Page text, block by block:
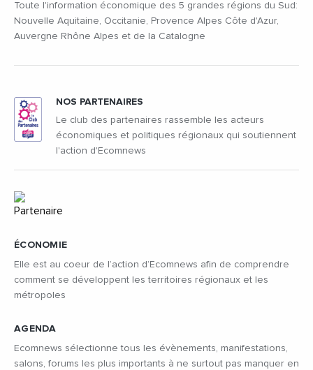
Toute l'information économique des 5 grandes régions du Sud:
Nouvelle Aquitaine, Occitanie, Provence Alpes Côte d'Azur,
Auvergne Rhône Alpes et de la Catalogne
ÉCONOMIE
Elle est au coeur de l’action d’Ecomnews afin de comprendre
comment se développent les territoires régionaux et les
métropoles
AGENDA
Ecomnews sélectionne tous les évènements, manifestations,
salons, forums les plus importants à ne surtout pas manquer en
NOS PARTENAIRES
Le club des partenaires rassemble les acteurs
économiques et politiques régionaux qui soutiennent
l'action d'Ecomnews